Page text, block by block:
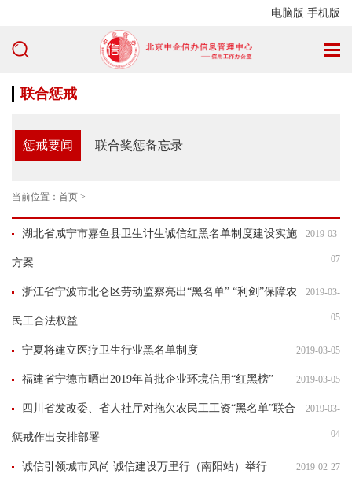
电脑版 手机版
联合惩戒
惩戒要闻 联合奖惩备忘录
当前位置： 首页 >
湖北省咸宁市嘉鱼县卫生计生诚信红黑名单制度建设实施
方案
2019-03-
07
浙江省宁波市北仑区劳动监察亮出“黑名单” “利剑”保障农
民工合法权益
2019-03-
05
宁夏将建立医疗卫生行业黑名单制度 2019-03-05
福建省宁德市晒出2019年首批企业环境信用“红黑榜” 2019-03-05
四川省发改委、省人社厅对拖欠农民工工资“黑名单”联合
惩戒作出安排部署
2019-03-
04
诚信引领城市风尚 诚信建设万里行（南阳站）举行 2019-02-27